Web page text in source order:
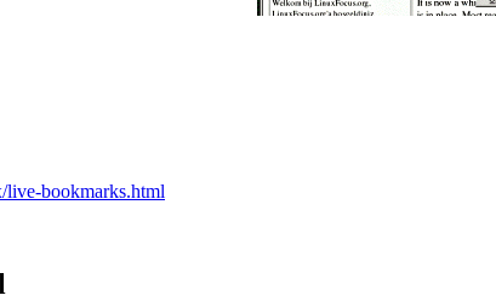
bookmarks.html